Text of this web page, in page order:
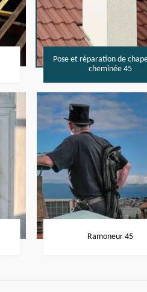
Pose et réparation de
cheminée 45
Ramoneur 45